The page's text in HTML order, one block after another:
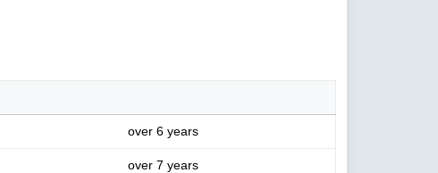
over 6 years
over 7 years